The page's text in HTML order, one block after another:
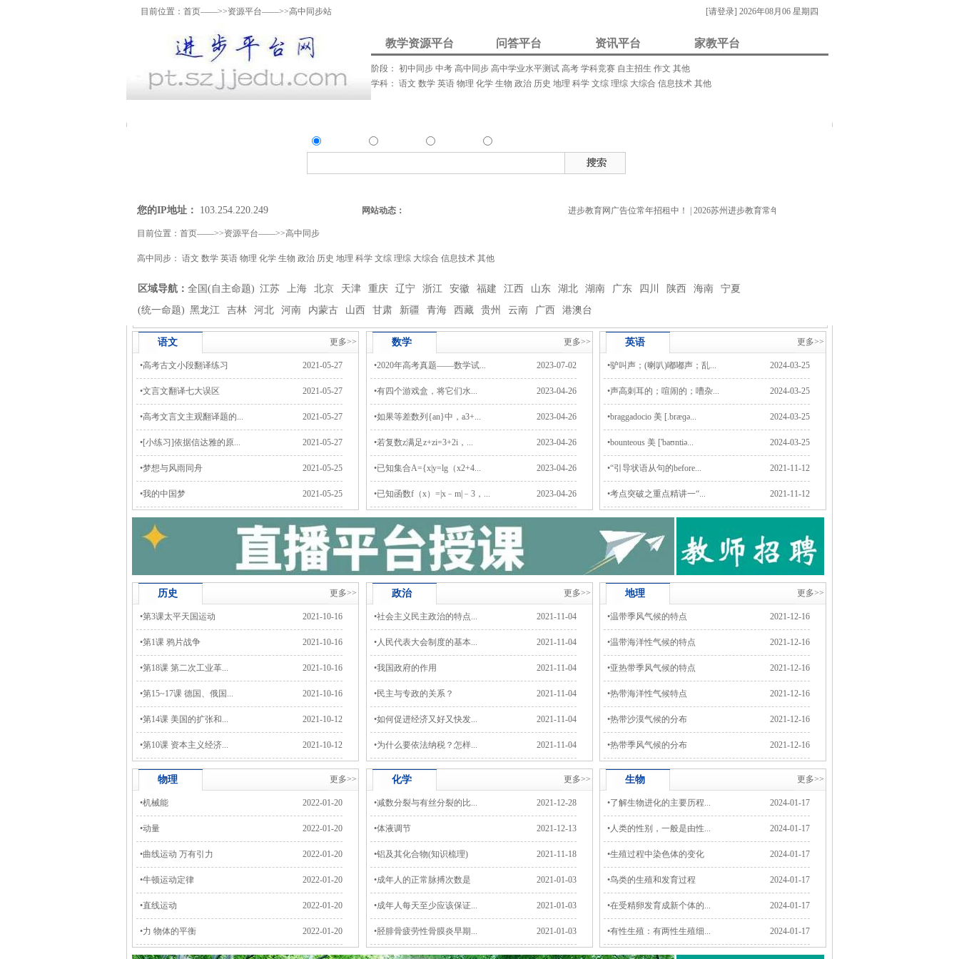
目前位置： 首页——>>资源平台——>>高中同步站 [请登录] 2026年08月06 星期四
教学资源平台 问答平台 资讯平台 家教平台
阶段： 初中同步 中考 高中同步 高中学业水平测试 高考 学科竞赛 自主招生 作文 其他
学科： 语文 数学 英语 物理 化学 生物 政治 历史 地理 科学 文综 理综 大综合 信息技术 其他
您的IP地址： 103.254.220.249 网站动态： 进步教育网广告位常年招租中！ |2026苏州进步教育常年招生中！
目前位置： 首页——>>资源平台——>>高中同步
高中同步： 语文 数学 英语 物理 化学 生物 政治 历史 地理 科学 文综 理综 大综合 信息技术 其他
区域导航： 全国(自主命题) 江苏 上海 北京 天津 重庆 辽宁 浙江 安徽 福建 江西 山东 湖北 湖南 广东 四川 陕西 海南
宁夏
(统一命题) 黑龙江 吉林 河北 河南 内蒙古 山西 甘肃 新疆 青海 西藏 贵州 云南 广西 港澳台
语文 更多>>
2021-05-27
•高考古文小段翻译练习
2021-05-27
•文言文翻译七大误区
2021-05-27
•高考文言文主观翻译题的...
2021-05-27
•[小练习]依据信达雅的原...
2021-05-25
•梦想与风雨同舟
2021-05-25
•我的中国梦
数学 更多>>
2023-07-02
•2020年高考真题——数学试...
2023-04-26
•有四个游戏盒，将它们水...
2023-04-26
•如果等差数列{an}中，a3+...
2023-04-26
•若复数z满足z+zi=3+2i，...
2023-04-26
•已知集合A={x|y=lg（x2+4...
2023-04-26
•已知函数f（x）=|x﹣m|﹣3，...
英语 更多>>
2024-03-25
•驴叫声；(喇叭)嘟嘟声；乱...
2024-03-25
•声高刺耳的；喧闹的；嘈杂...
2024-03-25
•braggadocio 美 [.bræɡə...
2024-03-25
•bounteous 美 ['baʊntiə...
2021-11-12
•“引导状语从句的before...
2021-11-12
•考点突破之重点精讲一“...
历史 更多>>
2021-10-16
•第3课太平天国运动
2021-10-16
•第1课 鸦片战争
2021-10-16
•第18课 第二次工业革...
2021-10-16
•第15~17课 德国、俄国...
2021-10-12
•第14课 美国的扩张和...
2021-10-12
•第10课 资本主义经济...
政治 更多>>
2021-11-04
•社会主义民主政治的特点...
2021-11-04
•人民代表大会制度的基本...
2021-11-04
•我国政府的作用
2021-11-04
•民主与专政的关系？
2021-11-04
•如何促进经济又好又快发...
2021-11-04
•为什么要依法纳税？怎样...
地理 更多>>
2021-12-16
•温带季风气候的特点
2021-12-16
•温带海洋性气候的特点
2021-12-16
•亚热带季风气候的特点
2021-12-16
•热带海洋性气候特点
2021-12-16
•热带沙漠气候的分布
2021-12-16
•热带季风气候的分布
物理 更多>>
2022-01-20
•机械能
2022-01-20
•动量
2022-01-20
•曲线运动 万有引力
2022-01-20
•牛顿运动定律
2022-01-20
•直线运动
2022-01-20
•力 物体的平衡
化学 更多>>
2021-12-28
•减数分裂与有丝分裂的比...
2021-12-13
•体液调节
2021-11-18
•铝及其化合物(知识梳理)
2021-01-03
•成年人的正常脉搏次数是
2021-01-03
•成年人每天至少应该保证...
2021-01-03
•胫腓骨疲劳性骨膜炎早期...
生物 更多>>
2024-01-17
•了解生物进化的主要历程...
2024-01-17
•人类的性别，一般是由性...
2024-01-17
•生殖过程中染色体的变化
2024-01-17
•鸟类的生殖和发育过程
2024-01-17
•在受精卵发育成新个体的...
2024-01-17
•有性生殖：有两性生殖细...